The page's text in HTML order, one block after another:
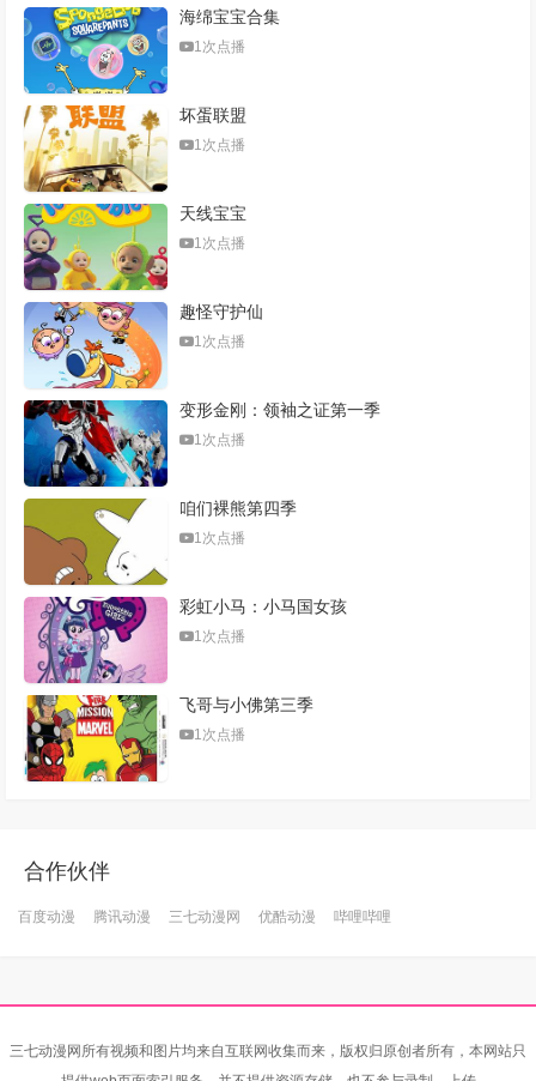
海绵宝宝合集
1次点播
坏蛋联盟
1次点播
天线宝宝
1次点播
趣怪守护仙
1次点播
变形金刚：领袖之证第一季
1次点播
咱们裸熊第四季
1次点播
彩虹小马：小马国女孩
1次点播
飞哥与小佛第三季
1次点播
合作伙伴
百度动漫 腾讯动漫 三七动漫网 优酷动漫 哔哩哔哩
三七动漫网所有视频和图片均来自互联网收集而来，版权归原创者所有，本网站只